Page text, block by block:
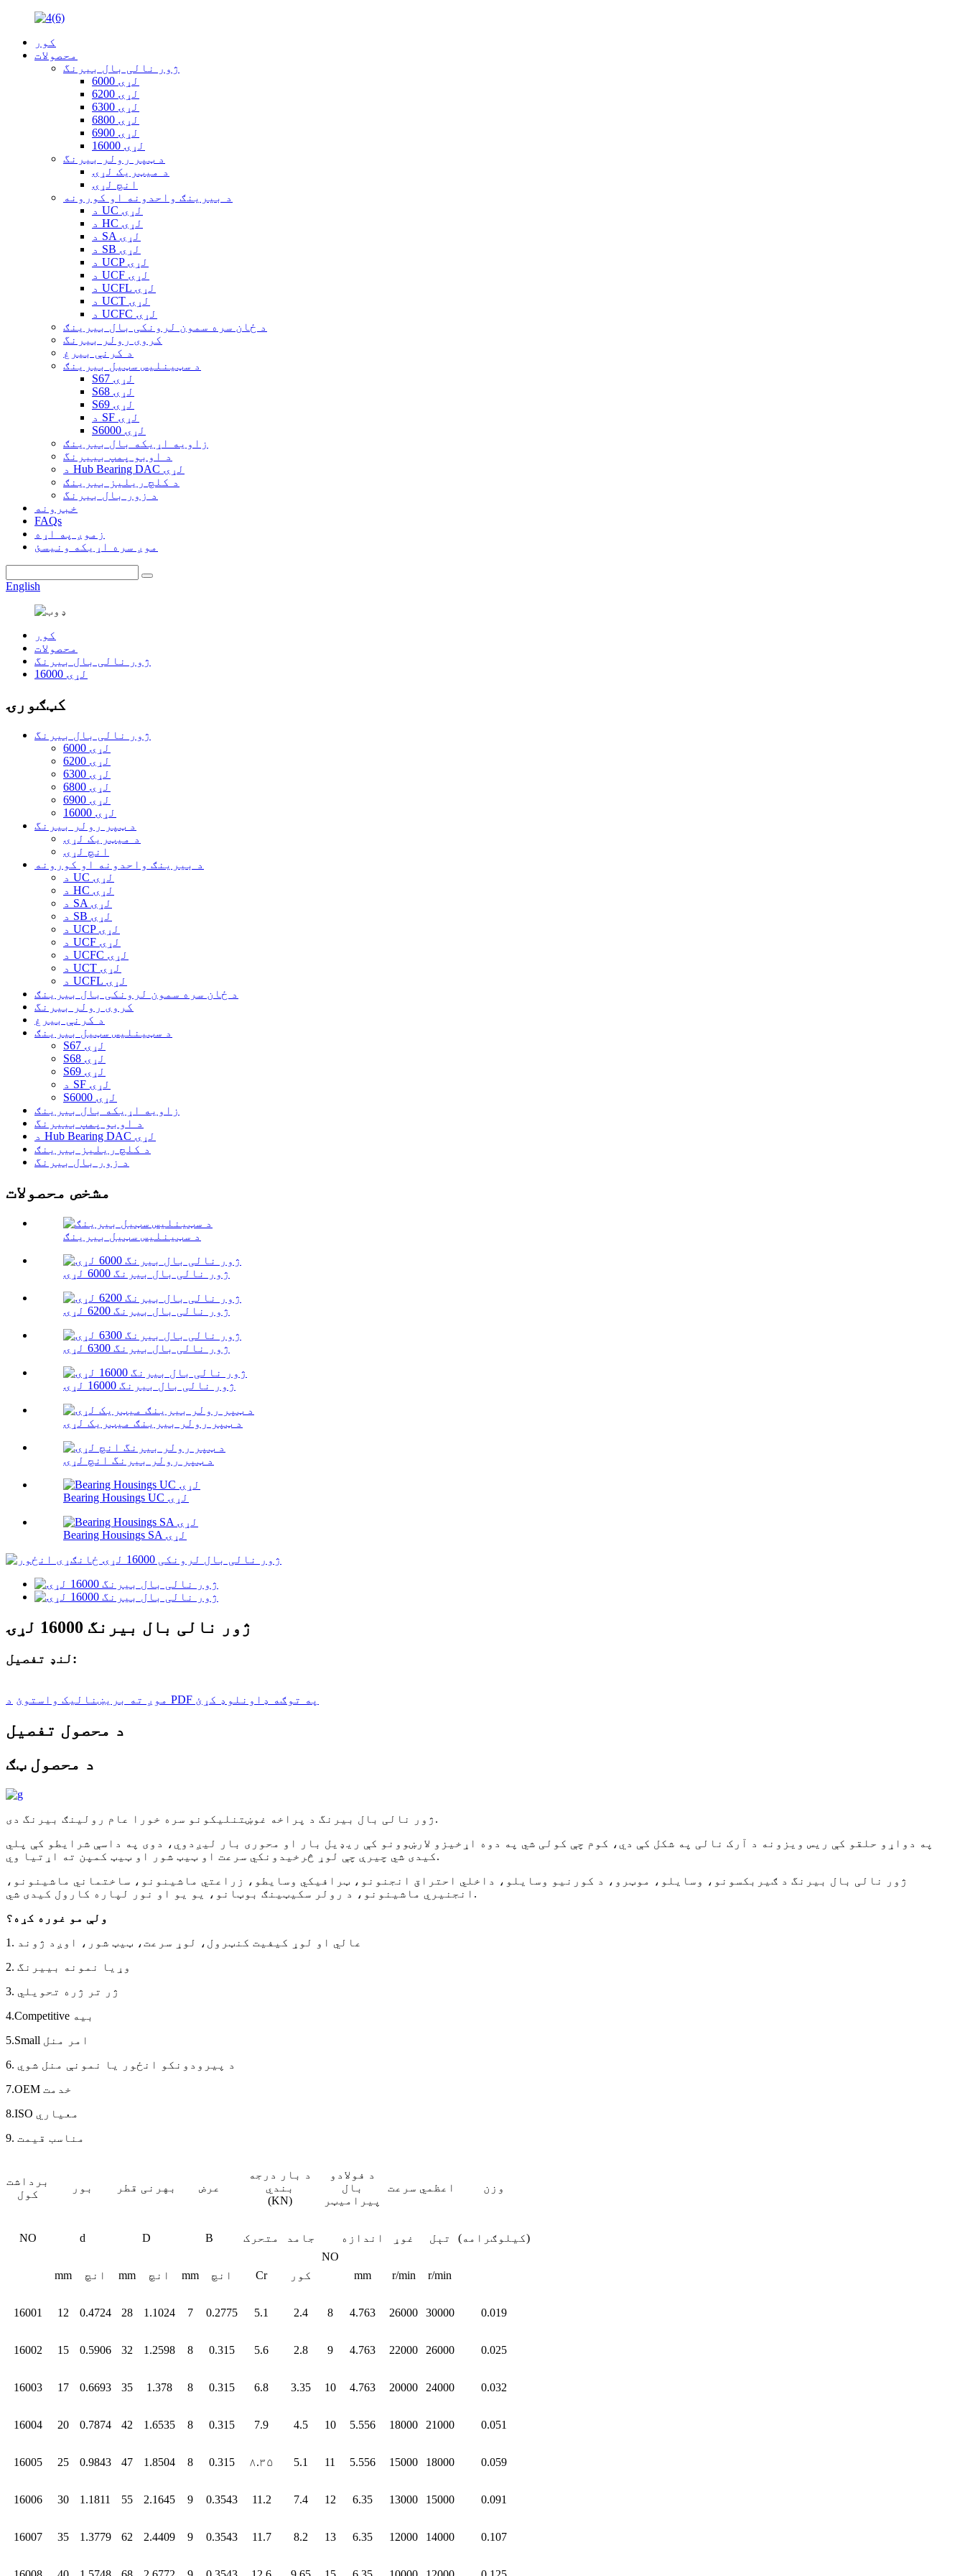
کور
محصولات
ژور نالی بال بیرنگ
6000 لړۍ
6200 لړۍ
6300 لړۍ
6800 لړۍ
6900 لړۍ
16000 لړۍ
د ټپر رولر بیرنگ
د میټریک لړۍ
انچ لړۍ
د بیرینګ واحدونه او کورونه
د UC لړۍ
د HC لړۍ
د SA لړۍ
د SB لړۍ
د UCP لړۍ
د UCF لړۍ
د UCFL لړۍ
د UCT لړۍ
د UCFC لړۍ
د ځان سره سمون لرونکی بال بیرینګ
کروی رولر بیرنگ
د کرنې بیرغ
د سټینلیس سټیل بیرینګ
S67 لړۍ
S68 لړۍ
S69 لړۍ
د SF لړۍ
S6000 لړۍ
زاویه اړیکه بال بیرینګ
د اوبو پمپ بییرنگ
د Hub Bearing DAC لړۍ
د کلچ ریلیز بیرینګ
د زور بال بیرنگ
خبرونه
FAQs
زموږ په اړه
موږ سره اړیکه ونیسئ
English
کور
محصولات
ژور نالی بال بیرنگ
16000 لړۍ
کټګورۍ
ژور نالی بال بیرنگ
6000 لړۍ
6200 لړۍ
6300 لړۍ
6800 لړۍ
6900 لړۍ
16000 لړۍ
د ټپر رولر بیرنگ
د میټریک لړۍ
انچ لړۍ
د بیرینګ واحدونه او کورونه
د UC لړۍ
د HC لړۍ
د SA لړۍ
د SB لړۍ
د UCP لړۍ
د UCF لړۍ
د UCFC لړۍ
د UCT لړۍ
د UCFL لړۍ
د ځان سره سمون لرونکی بال بیرینګ
کروی رولر بیرنگ
د کرنې بیرغ
د سټینلیس سټیل بیرینګ
S67 لړۍ
S68 لړۍ
S69 لړۍ
د SF لړۍ
S6000 لړۍ
زاویه اړیکه بال بیرینګ
د اوبو پمپ بییرنگ
د Hub Bearing DAC لړۍ
د کلچ ریلیز بیرینګ
د زور بال بیرنگ
مشخص محصولات
د سټینلیس سټیل بیرینګ
ژور نالی بال بیرنگ 6000 لړۍ
ژور نالی بال بیرنگ 6200 لړۍ
ژور نالی بال بیرنگ 6300 لړۍ
ژور نالی بال بیرنگ 16000 لړۍ
د ټپر رولر بیرینګ میټریک لړۍ
د ټپر رولر بیرنگ انچ لړۍ
Bearing Housings UC لړۍ
Bearing Housings SA لړۍ
ژور نالی بال بیرنگ 16000 لړۍ
لنډ تفصیل:
موږ ته بریښنالیک واستوئ د PDF په توګه ډاونلوډ کړئ
د محصول تفصیل
د محصول ټګ
ژور نالی بال بیرنگ د پراخه غوښتنلیکونو سره خورا عام رولینګ بیرنگ دی.
په دواړو حلقو کې ریس ویزونه د آرک نالی په شکل کې دي، کوم چې کولی شي په دوه اړخیزو لارښوونو کې ریډیل بار او محوری بار لیږدوي، دوی په داسې شرایطو کې پلي
کیدی شي چیرې چې لوړ څرخیدونکي سرعت او ټیټ شور او ټیټ کمپن ته اړتیا وي.
ژور نالی بال بیرنگ د ګیربکسونو، وسایلو، موټرو، د کورنیو وسایلو، داخلي احتراق انجنونو، ټرافيکي وسایطو، زراعتي ماشینونو، ساختماني ماشینونو،
انجنیري ماشینونو، د رولر سکیټینګ بوټانو، یو یو او نور لپاره کارول کیدی شي.
ولې مو غوره کړه؟
1. عالي او لوړ کیفیت کنټرول، لوړ سرعت، ټیټ شور، اوږد ژوند
2. وړیا نمونه بییرنگ
3. ژر تر ژره تحویلي
4.Competitive بيه
5.Small امر منل
6. د پیرودونکو انځور یا نمونې منل شوي
7.OEM خدمت
8.ISO معیاري
9. مناسب قیمت
برداشت
کول
بور بهرنی قطر عرض
د بار درجه
بندي
(KN)
د فولادو
بال
پیرامیټر
اعظمي سرعت وزن
NO d D B متحرک
جامد
NO
اندازه غوړ تېل (کیلوګرامه)
mm انچ mm انچ mm انچ Cr کور mm r/min r/min
16001 12 0.4724 28 1.1024 7 0.2775 5.1 2.4 8 4.763 26000 30000 0.019
16002 15 0.5906 32 1.2598 8 0.315 5.6 2.8 9 4.763 22000 26000 0.025
16003 17 0.6693 35 1.378 8 0.315 6.8 3.35 10 4.763 20000 24000 0.032
16004 20 0.7874 42 1.6535 8 0.315 7.9 4.5 10 5.556 18000 21000 0.051
16005 25 0.9843 47 1.8504 8 0.315 ۸.۳۵ 5.1 11 5.556 15000 18000 0.059
16006 30 1.1811 55 2.1645 9 0.3543 11.2 7.4 12 6.35 13000 15000 0.091
16007 35 1.3779 62 2.4409 9 0.3543 11.7 8.2 13 6.35 12000 14000 0.107